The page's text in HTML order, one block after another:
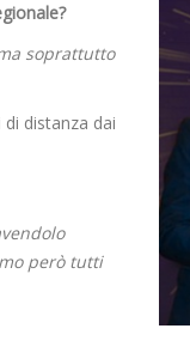
soprattutto
distanza dai
però tutti